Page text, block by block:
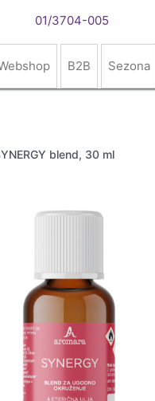
01/3704-005
B2B Sezona
blend, 30 ml